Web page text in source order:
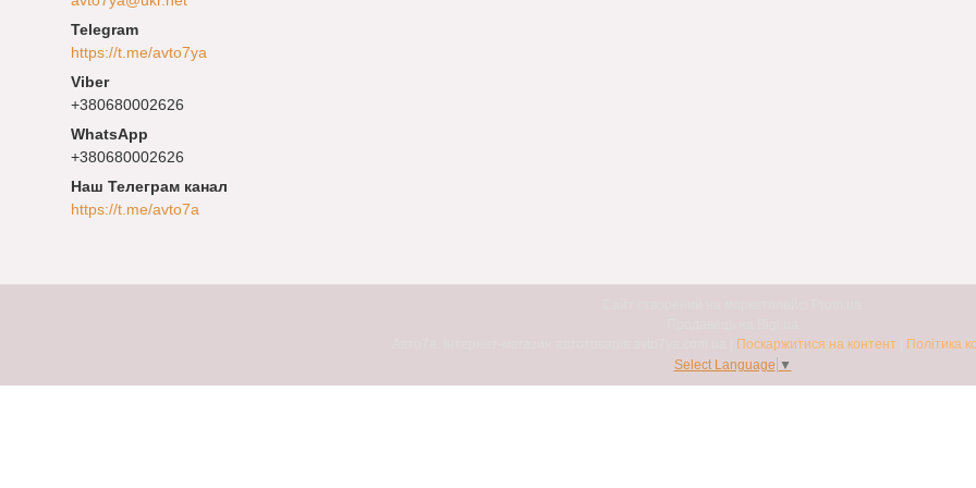
https://t.me/avto7ya
+380680002626
+380680002626
Наш Телеграм канал
https://t.me/avto7a
Поскаржитися на контент
Політика
Select Language ▼